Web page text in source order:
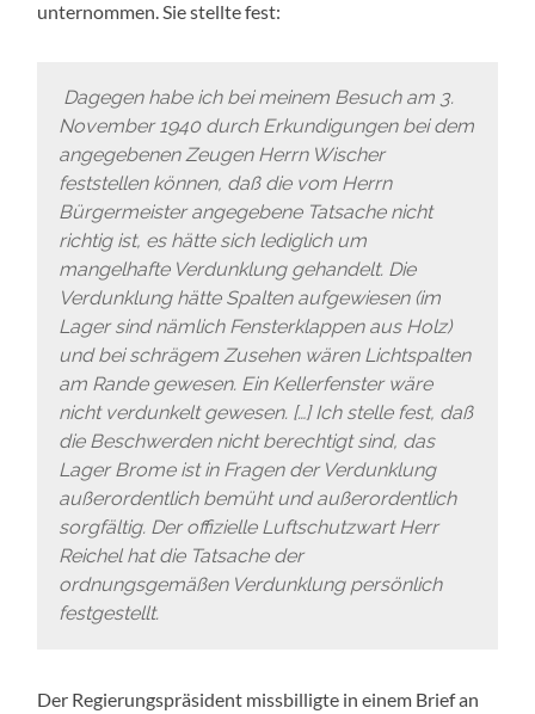
unternommen. Sie stellte fest:
Dagegen habe ich bei meinem Besuch am 3.
November 1940 durch Erkundigungen bei dem
angegebenen Zeugen Herrn Wischer
feststellen können, daß die vom Herrn
Bürgermeister angegebene Tatsache nicht
richtig ist, es hätte sich lediglich um
mangelhafte Verdunklung gehandelt. Die
Verdunklung hätte Spalten aufgewiesen (im
Lager sind nämlich Fensterklappen aus Holz)
und bei schrägem Zusehen wären Lichtspalten
am Rande gewesen. Ein Kellerfenster wäre
nicht verdunkelt gewesen. […] Ich stelle fest, daß
die Beschwerden nicht berechtigt sind, das
Lager Brome ist in Fragen der Verdunklung
außerordentlich bemüht und außerordentlich
sorgfältig. Der offizielle Luftschutzwart Herr
Reichel hat die Tatsache der
ordnungsgemäßen Verdunklung persönlich
festgestellt.
Der Regierungspräsident missbilligte in einem Brief an